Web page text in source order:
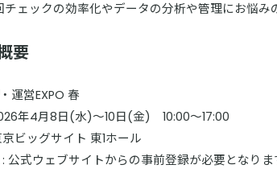
ェックの効率化やデータの分析や管理にお悩み
要
運営EXPO 春
年4月8日(水)～10日(金) 10:00～17:00
ビッグサイト 東1ホール
公式ウェブサイトからの事前登録が必要となりま